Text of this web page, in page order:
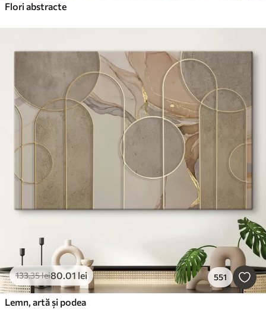
Flori abstracte
133.35lei80.01 lei 551
Lemn, artă și podea